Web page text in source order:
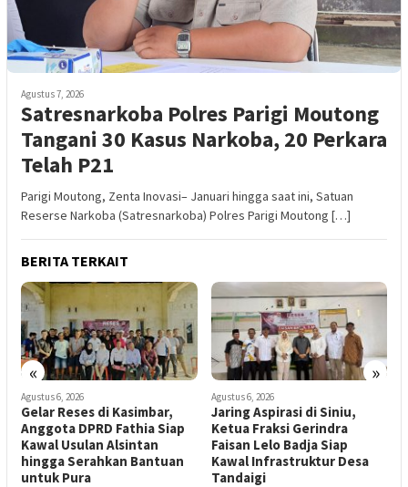
Agustus 7, 2026
Satresnarkoba Polres Parigi Moutong
Tangani 30 Kasus Narkoba, 20 Perkara
Telah P21
Parigi Moutong, Zenta Inovasi– Januari hingga saat ini, Satuan
Reserse Narkoba (Satresnarkoba) Polres Parigi Moutong […]
BERITA TERKAIT
« »
Agustus 6, 2026
Gelar Reses di Kasimbar,
Anggota DPRD Fathia Siap
Kawal Usulan Alsintan
hingga Serahkan Bantuan
untuk Pura
Agustus 6, 2026
Jaring Aspirasi di Siniu,
Ketua Fraksi Gerindra
Faisan Lelo Badja Siap
Kawal Infrastruktur Desa
Tandaigi